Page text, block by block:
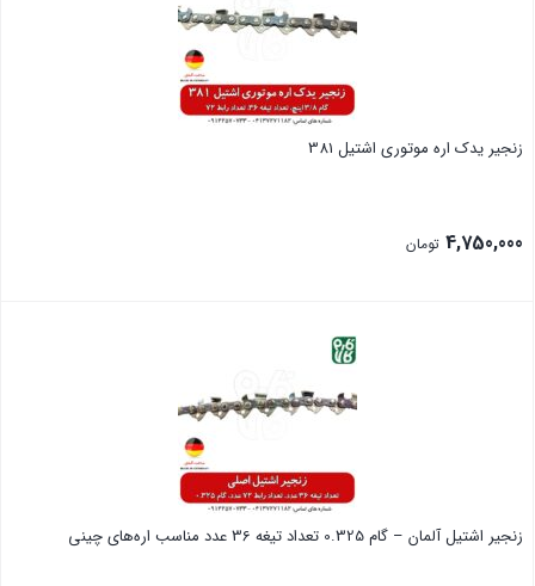
زنجیر یدک اره موتوری اشتیل 381
4,750,000 تومان
زنجیر اشتیل آلمان – گام 0.325 تعداد تیغه 36 عدد مناسب اره‌های چینی